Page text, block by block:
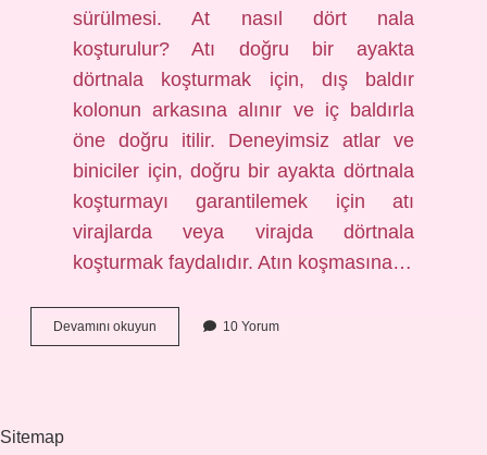
sürülmesi. At nasıl dört nala
koşturulur? Atı doğru bir ayakta
dörtnala koşturmak için, dış baldır
kolonun arkasına alınır ve iç baldırla
öne doğru itilir. Deneyimsiz atlar ve
biniciler için, doğru bir ayakta dörtnala
koşturmayı garantilemek için atı
virajlarda veya virajda dörtnala
koşturmak faydalıdır. Atın koşmasına…
Devamını okuyun
Dört
10 Yorum
Sitemap